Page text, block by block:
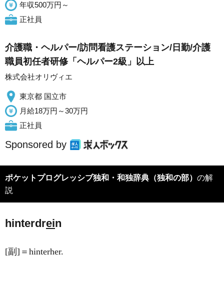
年収500万円～
正社員
介護職・ヘルパー/訪問看護ステーション/日勤/介護
職員初任者研修「ヘルパー2級」以上
株式会社オリヴィエ
東京都 国立市
月給18万円～30万円
正社員
Sponsored by
ポケットプログレッシブ独和・和独辞典（独和の部） の解
説
hinterdrein
[副]＝hinterher.